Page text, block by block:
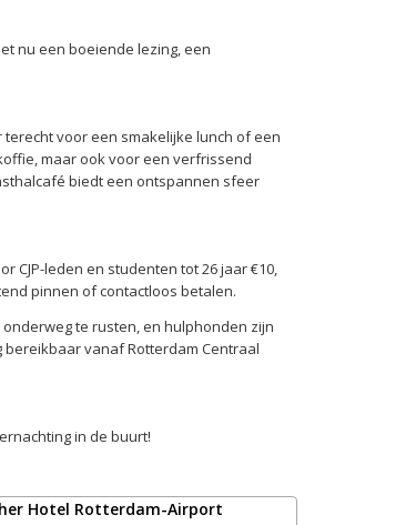
nu een boeiende lezing, een
voor een smakelijke lunch of een
maar ook voor een verfrissend
biedt een ontspannen sfeer
CJP-leden en studenten tot 26 jaar €10,
pinnen of contactloos betalen.
te rusten, en hulphonden zijn
vanaf Rotterdam Centraal
in de buurt!
Hotel Rotterdam-Airport